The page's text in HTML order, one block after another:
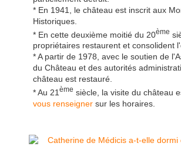
* En 1941, le château est inscrit aux
Historiques.
* En cette deuxième moitié du 20ème
propriétaires restaurent et consolident
* A partir de 1978, avec le soutien de
du Château et des autorités
château est restauré.
* Au 21 ème siècle, la visite du château
vous renseigner sur les horaires.